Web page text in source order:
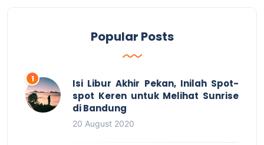
Popular Posts
Isi Libur Akhir Pekan, Inilah Spot-
spot Keren untuk Melihat Sunrise
di Bandung
20 August 2020